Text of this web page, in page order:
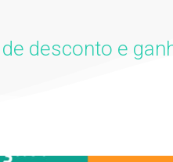
desconto e